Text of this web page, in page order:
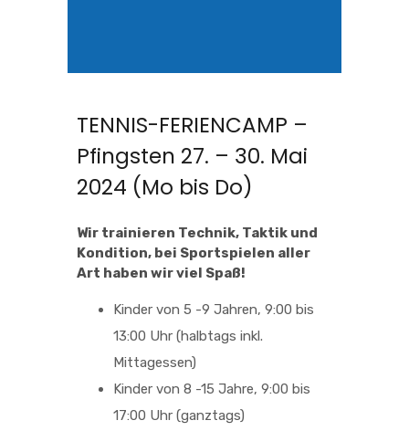
TENNIS-FERIENCAMP –
Pfingsten 27. – 30. Mai
2024 (Mo bis Do)
Wir trainieren Technik, Taktik und
Kondition, bei Sportspielen aller
Art haben wir viel Spaß!
Kinder von 5 -9 Jahren, 9:00 bis
13:00 Uhr (halbtags inkl.
Mittagessen)
Kinder von 8 -15 Jahre, 9:00 bis
17:00 Uhr (ganztags)